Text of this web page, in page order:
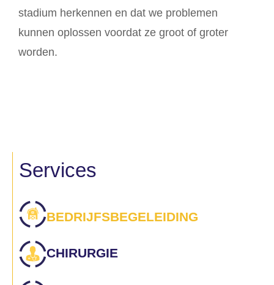
stadium herkennen en dat we problemen
kunnen oplossen voordat ze groot of groter
worden.
Services
BEDRIJFSBEGELEIDING
CHIRURGIE